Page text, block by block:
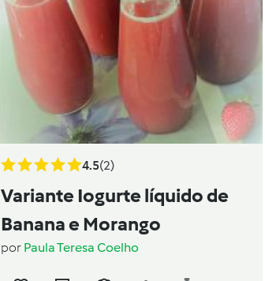
4.5(2)
Variante Iogurte líquido de
Banana e Morango
por Paula Teresa Coelho